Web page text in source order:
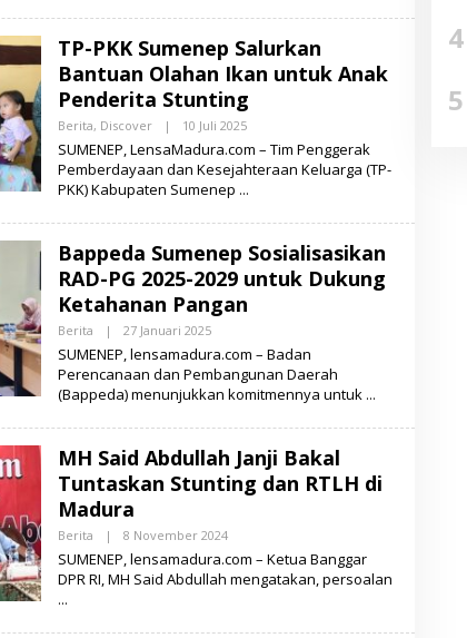
A
M
A
D
U
R
TP-PKK Sumenep Salurkan
Bantuan Olahan Ikan untuk Anak
Penderita Stunting
Berita, Discover | 10 Juli 2025O
E
H
A
M
A
U
SUMENEP, LensaMadura.com – Tim Penggerak
Pemberdayaan dan Kesejahteraan Keluarga (TP-
PKK) Kabupaten Sumenep
Bappeda Sumenep Sosialisasikan
RAD-PG 2025-2029 untuk Dukung
Ketahanan Pangan
Berita | 27 Januari 2025O
E
H
L
A
M
A
R
SUMENEP, lensamadura.com – Badan
Perencanaan dan Pembangunan Daerah
(Bappeda) menunjukkan komitmennya untuk
MH Said Abdullah Janji Bakal
Tuntaskan Stunting dan RTLH di
Madura
Berita | 8 November 2024O
E
H
SUMENEP, lensamadura.com – Ketua Banggar
DPR RI, MH Said Abdullah mengatakan, persoalan
4
5